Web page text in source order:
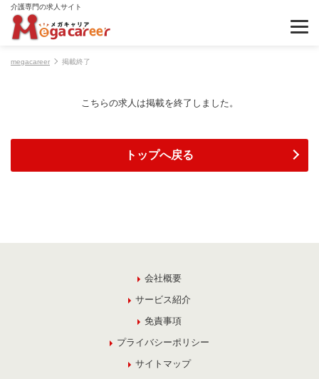
介護専門の求人サイト
megacareer 掲載終了
こちらの求人は掲載を終了しました。
トップへ戻る
会社概要
サービス紹介
免責事項
プライバシーポリシー
サイトマップ